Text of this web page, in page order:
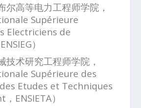
尔高等电力工程师学院，
Supérieure
Electriciens de
）
技术研究工程师学院，
Supérieure des
Etudes et Techniques
ENSIETA）